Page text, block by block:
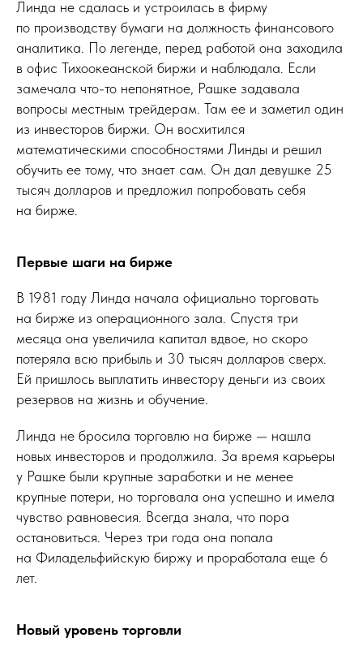
Линда не сдалась и устроилась в фирму
по производству бумаги на должность финансового
аналитика. По легенде, перед работой она заходила
в офис Тихоокеанской биржи и наблюдала. Если
замечала что-то непонятное, Рашке задавала
вопросы местным трейдерам. Там ее и заметил один
из инвесторов биржи. Он восхитился
математическими способностями Линды и решил
обучить ее тому, что знает сам. Он дал девушке 25
тысяч долларов и предложил попробовать себя
на бирже.
Первые шаги на бирже
В 1981 году Линда начала официально торговать
на бирже из операционного зала. Спустя три
месяца она увеличила капитал вдвое, но скоро
потеряла всю прибыль и 30 тысяч долларов сверх.
Ей пришлось выплатить инвестору деньги из своих
резервов на жизнь и обучение.
Линда не бросила торговлю на бирже — нашла
новых инвесторов и продолжила. За время карьеры
у Рашке были крупные заработки и не менее
крупные потери, но торговала она успешно и имела
чувство равновесия. Всегда знала, что пора
остановиться. Через три года она попала
на Филадельфийскую биржу и проработала еще 6
лет.
Новый уровень торговли